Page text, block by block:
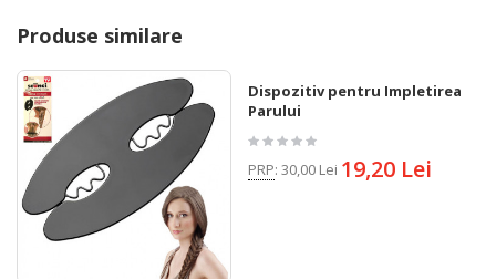
Produse similare
Dispozitiv pentru Impletirea
Parului
PRP: 30,00 Lei 19,20 Lei